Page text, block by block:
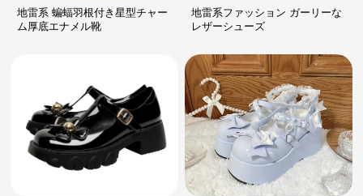
地雷系 蝙蝠羽根付き星型チャー
ム厚底エナメル靴
地雷系ファッション ガーリーな
レザーシューズ